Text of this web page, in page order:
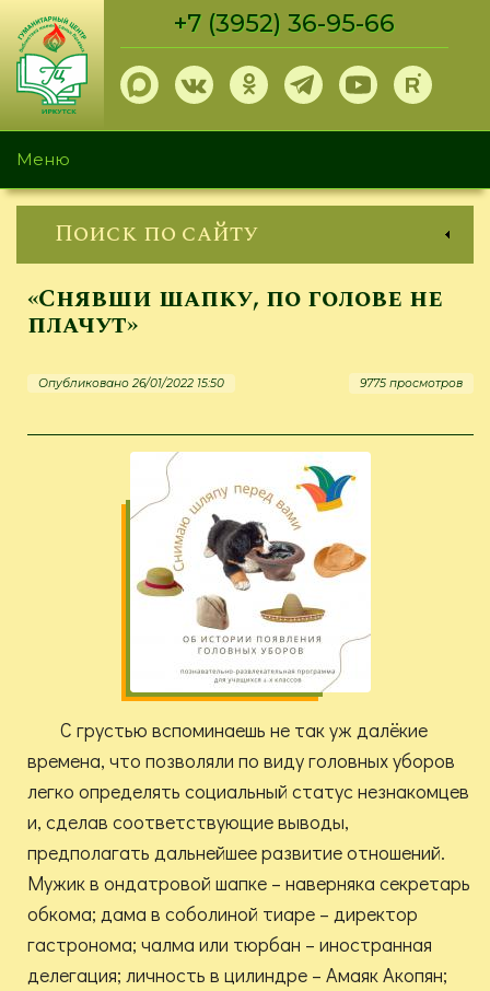
Перейти
основному
содержанию
+7 (3952) 36-95-66
Меню
Поиск по сайту
«Снявши шапку, по голове не
плачут»
Опубликовано 26/01/2022 15:50 9775 просмотров
С грустью вспоминаешь не так уж далёкие
времена, что позволяли по виду головных уборов
легко определять социальный статус незнакомцев
и, сделав соответствующие выводы,
предполагать дальнейшее развитие отношений.
Мужик в ондатровой шапке – наверняка секретарь
обкома; дама в соболиной тиаре – директор
гастронома; чалма или тюрбан – иностранная
делегация; личность в цилиндре – Амаяк Акопян;